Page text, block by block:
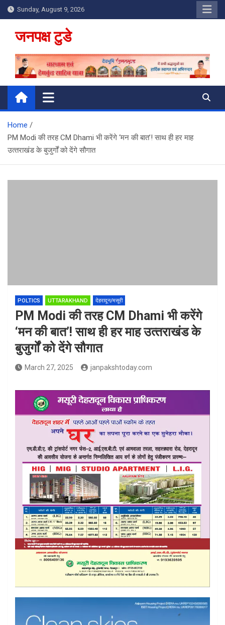
Skip
to
content
Sunday, August 9, 2026
जनपक्ष टुडे
Home
PM Modi की तरह CM Dhami भी करेंगे ‘मन की बात’! साथ ही हर माह
उत्‍तराखंड के बुजुर्गों को देंगे सौगात
POLTICS UTTARAKHAND देहरादून/मसूरी
PM Modi की तरह CM Dhami भी करेंगे
‘मन की बात’! साथ ही हर माह उत्‍तराखंड के
बुजुर्गों को देंगे सौगात
March 27, 2025 janpakshtoday.com